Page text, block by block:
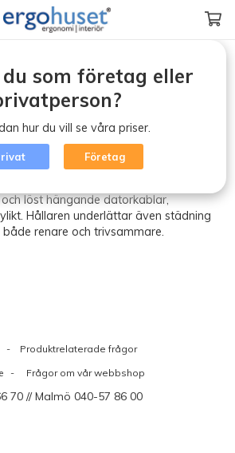
- kabelkorgar
under skrivbordet skapas fria
Det blir enklare att få ordning på
golvytan underlättar städning. Kabel-
tar på ett enkelt och smidigt sätt hand
löst hängande datorkablar,
Hållaren underlättar även städning
renare och trivsammare.
frågor
- Frågor om vår webbshop
70 // Malmö 040-57 86 00
som företag eller
hur du vill se våra priser.
Företag